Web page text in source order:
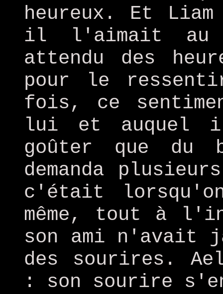
heureux. Et
il l'aimait au
attendu des
pour le
fois, ce
lui et auquel
goûter que
demanda
c'était
même, tout à
son ami n'avait
des sourires.
: son sourire